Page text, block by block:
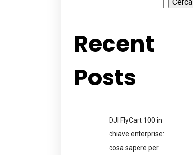
Cerca
Recent
Posts
DJI FlyCart 100 in
chiave enterprise:
cosa sapere per